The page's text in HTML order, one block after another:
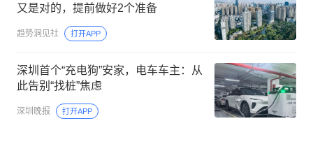
又是对的，提前做好2个准备
趋势洞见社 打开APP
深圳首个“充电狗”安家，电车车主：从
此告别“找桩”焦虑
深圳晚报 打开APP